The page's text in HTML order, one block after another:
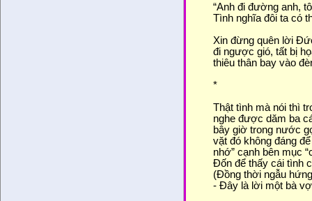
“Anh đi đường anh,
Tình nghĩa đôi ta có
Xin đừng quên lời
đi ngược gió, tất bị
thiêu thân bay vào
*
Thật tình mà nói thì
nghe được dăm ba
bây giờ trong nước
vặt đó không đáng
nhớ” cạnh bên mục
Đốn để thấy cái tình
(Đồng thời ngẫu
- Đây là lời một bà